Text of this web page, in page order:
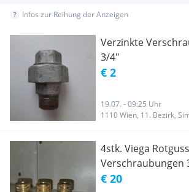
Infos zur Reihung der Anzeigen
Verzinkte
3/4"
€ 2
19.07. - 09:25 Uhr
1110 Wien, 11. Bezirk,
4stk. Viega Rotguss
Verschraubungen
€ 20